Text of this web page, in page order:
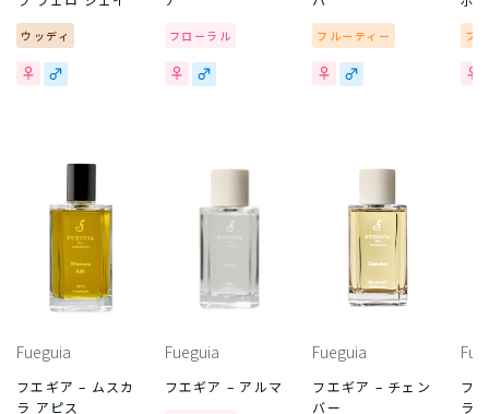
ウッディ フローラル フルーティー フ
Fueguia
フエギア – ムスカ
ラ アピス
Fueguia
フエギア – アルマ
Fueguia
フエギア – チェン
バー
フ
ラ